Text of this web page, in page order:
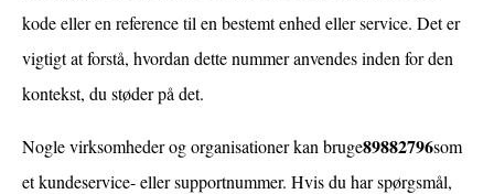
kode eller en reference til en bestemt enhed eller service. Det er
vigtigt at forstå, hvordan dette nummer anvendes inden for den
kontekst, du støder på det.
Nogle virksomheder og organisationer kan bruge89882796som
et kundeservice- eller supportnummer. Hvis du har spørgsmål,